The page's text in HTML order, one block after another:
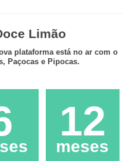
Limão
plataforma está no ar com o
Paçocas e Pipocas.
12
meses